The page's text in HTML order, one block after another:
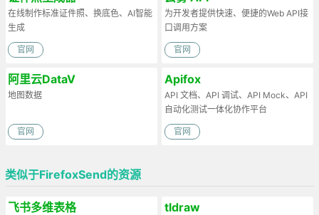
在线制作标准证件照、换底色、AI智能
生成
官网
为开发者提供快速、便捷的Web API接
口调用方案
官网
阿里云DataV
地图数据
官网
Apifox
API 文档、API 调试、API Mock、API
自动化测试一体化协作平台
官网
类似于FirefoxSend的资源
飞书多维表格 tldraw